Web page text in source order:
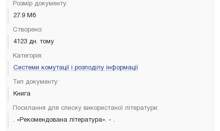
Розмір документу:
27.9 Мб
Створено:
4123 дн. тому
Категорія:
Системи комутації і розподілу інформації
Тип документу:
Книга
Посилання для списку використаної літератури:
. «Рекомендована література». - .